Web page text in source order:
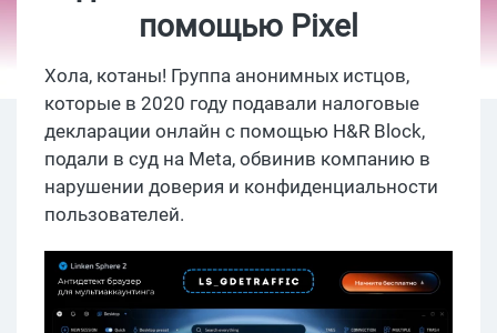
помощью Pixel
Хола, котаны! Группа анонимных истцов,
которые в 2020 году подавали налоговые
декларации онлайн с помощью H&R Block,
подали в суд на Meta, обвинив компанию в
нарушении доверия и конфиденциальности
пользователей.